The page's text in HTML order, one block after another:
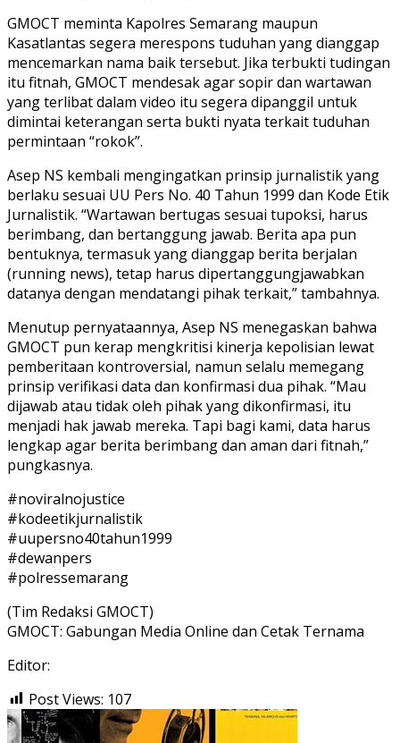
GMOCT meminta Kapolres Semarang maupun
Kasatlantas segera merespons tuduhan yang dianggap
mencemarkan nama baik tersebut. Jika terbukti tudingan
itu fitnah, GMOCT mendesak agar sopir dan wartawan
yang terlibat dalam video itu segera dipanggil untuk
dimintai keterangan serta bukti nyata terkait tuduhan
permintaan “rokok”.
Asep NS kembali mengingatkan prinsip jurnalistik yang
berlaku sesuai UU Pers No. 40 Tahun 1999 dan Kode Etik
Jurnalistik. “Wartawan bertugas sesuai tupoksi, harus
berimbang, dan bertanggung jawab. Berita apa pun
bentuknya, termasuk yang dianggap berita berjalan
(running news), tetap harus dipertanggungjawabkan
datanya dengan mendatangi pihak terkait,” tambahnya.
Menutup pernyataannya, Asep NS menegaskan bahwa
GMOCT pun kerap mengkritisi kinerja kepolisian lewat
pemberitaan kontroversial, namun selalu memegang
prinsip verifikasi data dan konfirmasi dua pihak. “Mau
dijawab atau tidak oleh pihak yang dikonfirmasi, itu
menjadi hak jawab mereka. Tapi bagi kami, data harus
lengkap agar berita berimbang dan aman dari fitnah,”
pungkasnya.
#noviralnojustice
#kodeetikjurnalistik
#uupersno40tahun1999
#dewanpers
#polressemarang
(Tim Redaksi GMOCT)
GMOCT: Gabungan Media Online dan Cetak Ternama
Editor:
Post Views: 107